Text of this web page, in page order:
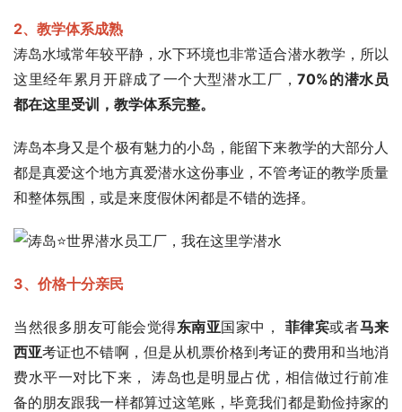
2、教学体系成熟
涛岛水域常年较平静，水下环境也非常适合潜水教学，所以
这里经年累月开辟成了一个大型潜水工厂，70%的潜水员
都在这里受训，教学体系完整。
涛岛本身又是个极有魅力的小岛，能留下来教学的大部分人
都是真爱这个地方真爱潜水这份事业，不管考证的教学质量
和整体氛围，或是来度假休闲都是不错的选择。
3、价格十分亲民
当然很多朋友可能会觉得东南亚国家中， 菲律宾或者马来
西亚考证也不错啊，但是从机票价格到考证的费用和当地消
费水平一对比下来， 涛岛也是明显占优，相信做过行前准
备的朋友跟我一样都算过这笔账，毕竟我们都是勤俭持家的